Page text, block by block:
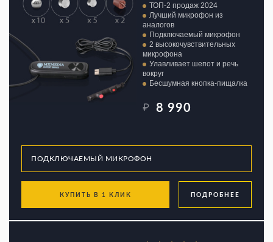
ТОП-2 продаж 2024
Лучший микрофон из
аналогов
Подключаемый микрофон
2 высокочувствительных
микрофона
Улавливает шепот и речь
вокруг
Бесшумная кнопка-пищалка
₽ 8 990
КУПИТЬ В 1 КЛИК ПОДРОБНЕЕ